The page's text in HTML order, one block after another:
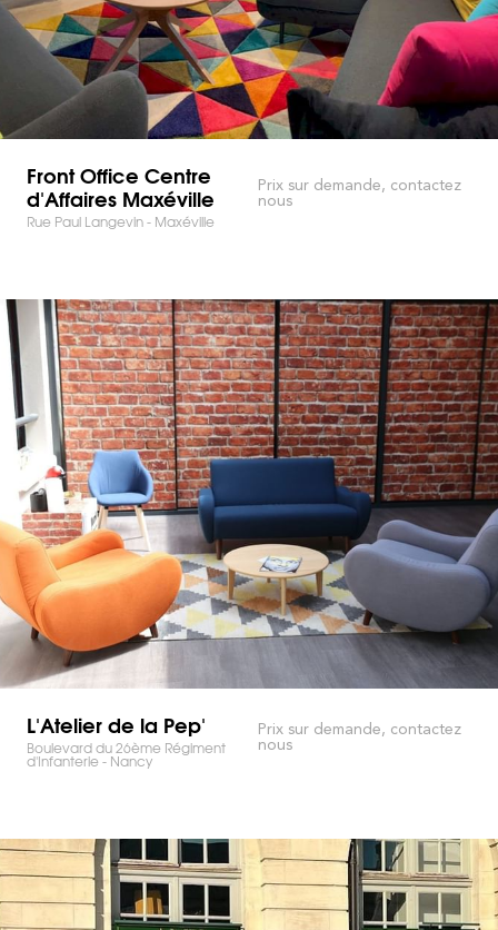
Front Office Centre
d'Affaires Maxéville
Rue Paul Langevin - Maxéville
Prix sur demande, contactez
nous
L'Atelier de la Pep'
Boulevard du 26ème Régiment
d'Infanterie - Nancy
Prix sur demande, contactez
nous